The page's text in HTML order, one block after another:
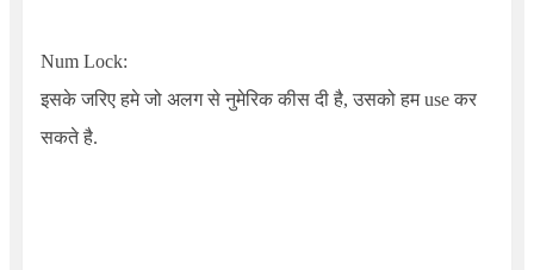
Num Lock:
इसके जरिए हमे जो अलग से नुमेरिक कीस दी है, उसको हम use कर
सकते है.